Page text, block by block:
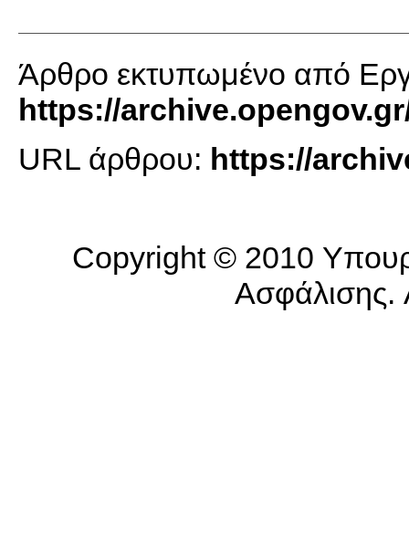
Άρθρο εκτυπωμένο από
https://
URL άρθρου: https://
Copyright © 2010
Ασφάλισης.